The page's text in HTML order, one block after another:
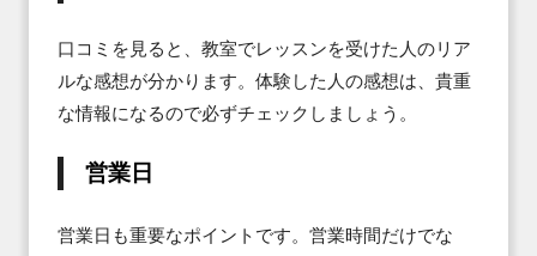
口コミを見ると、教室でレッスンを受けた人のリア
ルな感想が分かります。体験した人の感想は、貴重
な情報になるので必ずチェックしましょう。
営業日
営業日も重要なポイントです。営業時間だけでな